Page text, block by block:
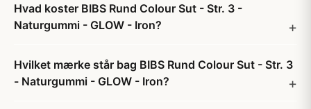
Hvad koster BIBS Rund Colour Sut - Str. 3 -
Naturgummi - GLOW - Iron?
Hvilket mærke står bag BIBS Rund Colour Sut - Str. 3
- Naturgummi - GLOW - Iron?